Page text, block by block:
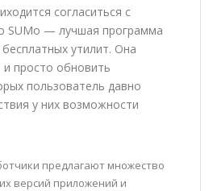
согласиться с
SUMo — лучшая программа
утилит. Она
просто обновить
пользователь давно
у них возможности
предлагают множество
версий приложений и